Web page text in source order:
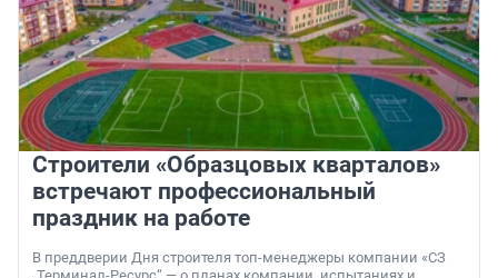
Строители «Образцовых кварталов»
встречают профессиональный
праздник на работе
В преддверии Дня строителя топ-менеджеры компании «СЗ